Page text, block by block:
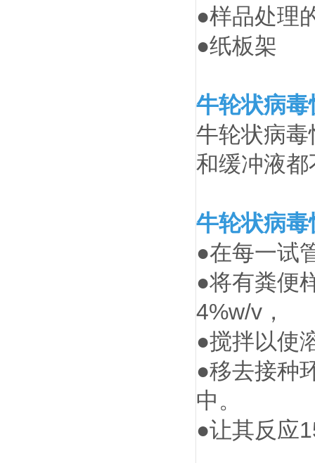
●样品处理
●纸板架
牛轮状病
牛轮状病
和缓冲液
牛轮状病
●在每一试
●将有粪便
4%w/v，
●搅拌以使
●移去接种
中。
●让其反应